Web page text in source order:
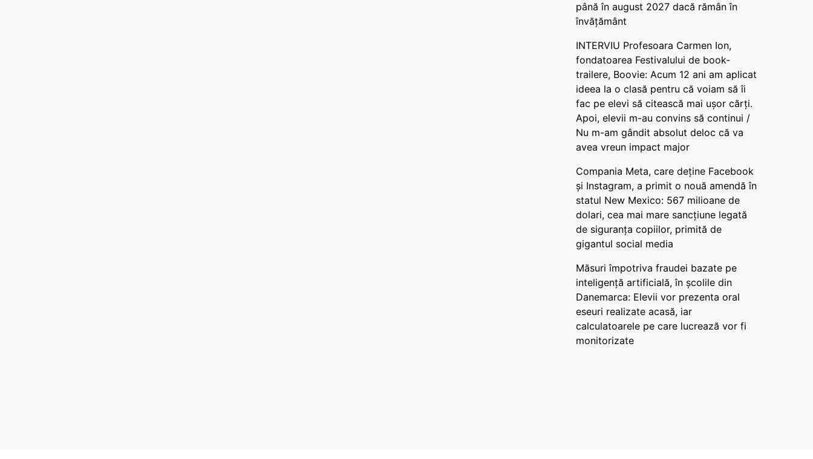
până în august 2027 dacă rămân în
învățământ
INTERVIU Profesoara Carmen Ion,
fondatoarea Festivalului de book-
trailere, Boovie: Acum 12 ani am aplicat
ideea la o clasă pentru că voiam să îi
fac pe elevi să citească mai ușor cărți.
Apoi, elevii m-au convins să continui /
Nu m-am gândit absolut deloc că va
avea vreun impact major
Compania Meta, care deține Facebook
și Instagram, a primit o nouă amendă în
statul New Mexico: 567 milioane de
dolari, cea mai mare sancțiune legată
de siguranța copiilor, primită de
gigantul social media
Măsuri împotriva fraudei bazate pe
inteligență artificială, în școlile din
Danemarca: Elevii vor prezenta oral
eseuri realizate acasă, iar
calculatoarele pe care lucrează vor fi
monitorizate